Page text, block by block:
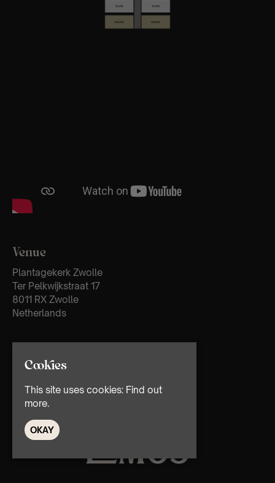
Venue
Plantagekerk Zwolle
Ter Pelkwijkstraat 17
8011 RX Zwolle
Netherlands
Cookies
This site uses cookies: Find out
more.
OKAY